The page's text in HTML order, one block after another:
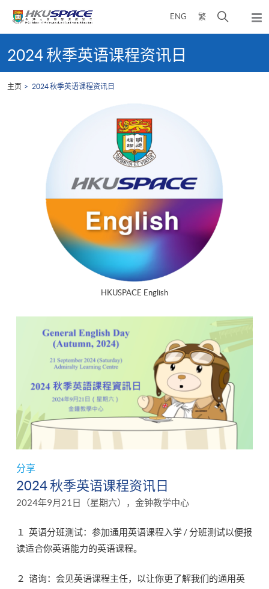
ENG 繁
开
弹
出
单
content
start2024 秋季英语课程资讯日
主页 2024 秋季英语课程资讯日
分享
2024 秋季英语课程资讯日
2024年9月21日（星期六），金钟教学中心
１ 英语分班测试：参加通用英语课程入学 / 分班测试以便报
读适合你英语能力的英语课程。
２ 谘询：会见英语课程主任，以让你更了解我们的通用英
HKUSPACE English